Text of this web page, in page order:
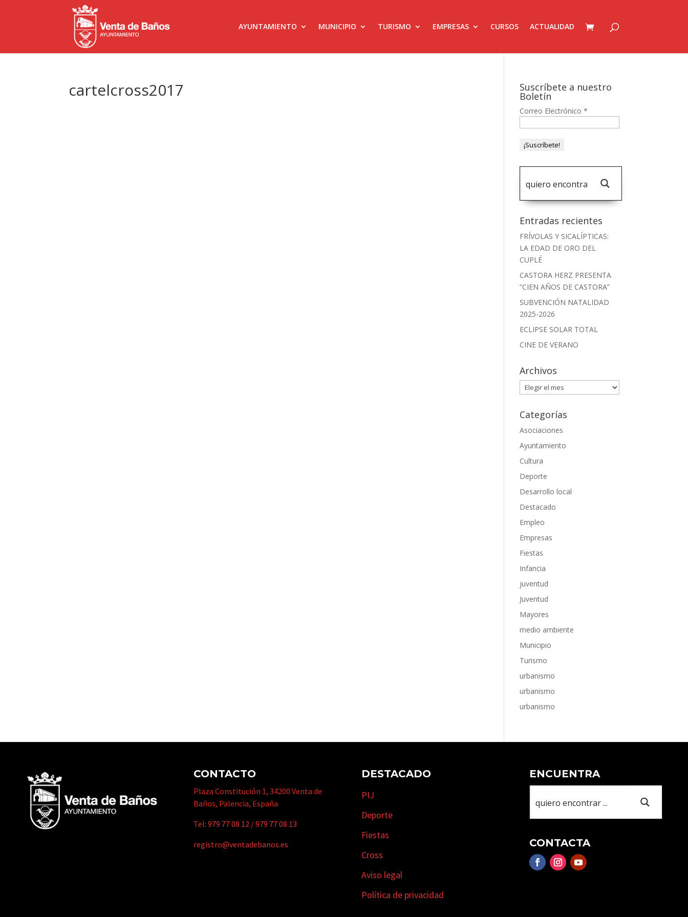
AYUNTAMIENTO MUNICIPIO TURISMO EMPRESAS CURSOS ACTUALIDAD
cartelcross2017 Suscríbete a nuestro
Boletín
Correo Electrónico*
Entradas recientes
FRÍVOLAS Y SICALÍPTICAS:
LA EDAD DE ORO DEL
CUPLÉ
CASTORA HERZ PRESENTA
“CIEN AÑOS DE CASTORA”
SUBVENCIÓN NATALIDAD
2025-2026
ECLIPSE SOLAR TOTAL
CINE DE VERANO
Archivos
Archivos
Categorías
Asociaciones
Ayuntamiento
Cultura
Deporte
Desarrollo local
Destacado
Empleo
Empresas
Fiestas
Infancia
juventud
Juventud
Mayores
medio ambiente
Municipio
Turismo
urbanismo
urbanismo
urbanismo
CONTACTO
Plaza Constitución 1, 34200 Venta de
Baños, Palencia, España
Tel:979 77 08 12 /979 77 08 13
registro@ventadebanos.es
DESTACADO
PIJ
Deporte
Fiestas
Cross
Aviso legal
Política de privacidad
ENCUENTRA
CONTACTA